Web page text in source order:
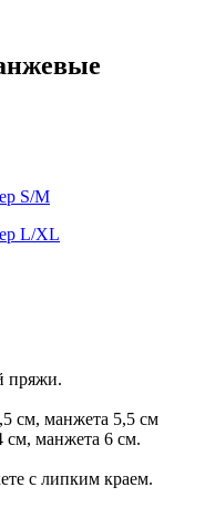
S/M
L/XL
пряжи.
см, манжета 5,5 см
см, манжета 6 см.
с липким краем.